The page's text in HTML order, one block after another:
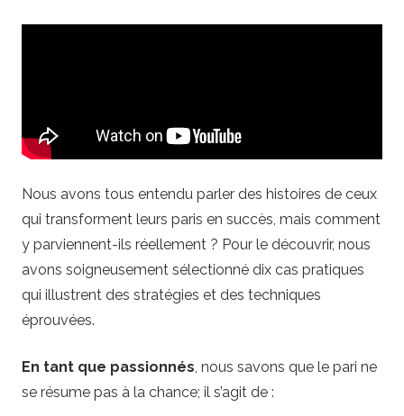
l
a
i
r
e
.
Nous avons tous entendu parler des histoires de ceux
qui transforment leurs paris en succès, mais comment
y parviennent-ils réellement ? Pour le découvrir, nous
avons soigneusement sélectionné dix cas pratiques
qui illustrent des stratégies et des techniques
éprouvées.
En tant que passionnés, nous savons que le pari ne
se résume pas à la chance; il s’agit de :